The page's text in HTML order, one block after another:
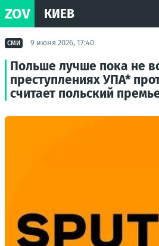
ZOV КИЕВ
СМИ 9 июня 2026, 17:40
Польше лучше пока не
преступлениях УПА*
считает польский